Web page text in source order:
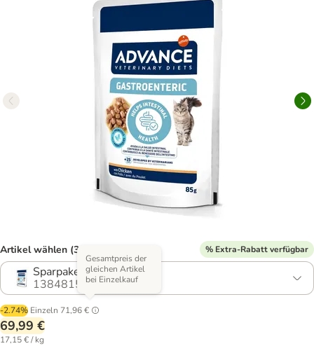
Artikel wählen (3 Varianten) % Extra-Rabatt verfügbar
Sparpaket: 48 x 85 g
1384815.2
-2.74% Einzeln 71,96 €
Gesamtpreis der
gleichen Artikel
bei Einzelkauf
69,99 €
17,15 € / kg